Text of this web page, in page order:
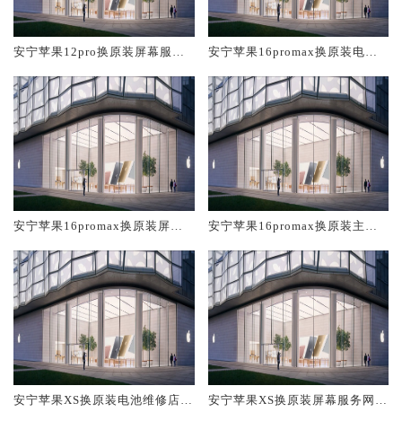
安宁苹果12pro换原装屏幕服务
安宁苹果16promax换原装电池
安宁苹果16promax换原装屏幕
安宁苹果16promax换原装主板
安宁苹果XS换原装电池维修店大
安宁苹果XS换原装屏幕服务网点